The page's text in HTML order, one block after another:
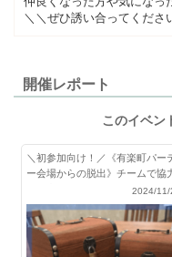
＼＼ぜひ誘い合ってくださ
開催レポート
このイベン
＼初参加向け！／《有楽町パー
ー会場からの脱出》チームで協
2024/11/